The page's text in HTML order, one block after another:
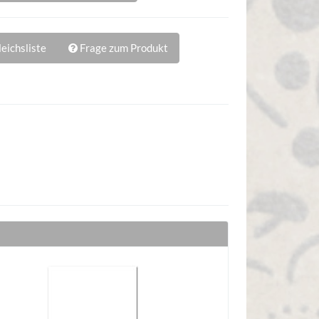
Frage zum Produkt